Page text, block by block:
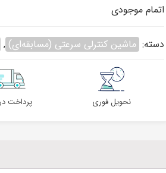
اتمام موجودی
دسته: ماشین کنترلی سرعتی (مسابقه‌ای) ,
نحویل فوری پرداخت